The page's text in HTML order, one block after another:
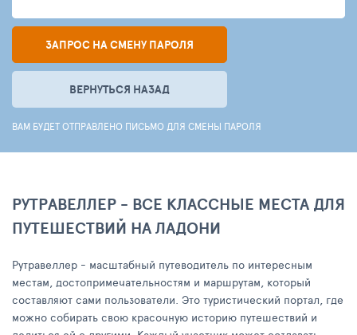
ЗАПРОС НА СМЕНУ ПАРОЛЯ
ВЕРНУТЬСЯ НАЗАД
ВАМ БУДЕТ ОТПРАВЛЕНО ПИСЬМО ДЛЯ СМЕНЫ ПАРОЛЯ
РУТРАВЕЛЛЕР - ВСЕ КЛАССНЫЕ МЕСТА ДЛЯ
ПУТЕШЕСТВИЙ НА ЛАДОНИ
Рутравеллер - масштабный путеводитель по интересным
местам, достопримечательностям и маршрутам, который
составляют сами пользователи. Это туристический портал, где
можно собирать свою красочную историю путешествий и